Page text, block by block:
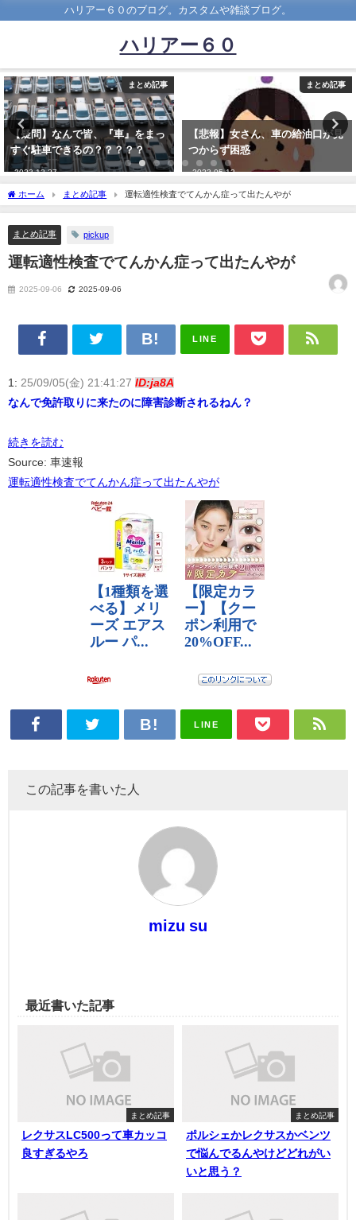
ハリアー６０のブログ。カスタムや雑談ブログ。
ハリアー６０
まとめ記事
【悲報】女さん、車の給油口が見
つからず困惑
2023-05-12
まとめ記事
オービスを光らせたんだけど車検
証の住所と現住所が違うからか通
知は来なかったんだがｗ
ホーム まとめ記事 運転適性検査でてんかん症って出たんやが
まとめ記事 pickup
運転適性検査でてんかん症って出たんやが
2025-09-06 2025-09-06
LINE
1: 25/09/05(金) 21:41:27 ID:ja8A
なんで免許取りに来たのに障害診断されるねん？
続きを読む
Source: 車速報
運転適性検査でてんかん症って出たんやが
LINE
この記事を書いた人
mizu su
最近書いた記事
まとめ記事
レクサスLC500って車カッコ
良すぎるやろ
まとめ記事
ポルシェかレクサスかベンツ
で悩んでるんやけどどれがい
いと思う？